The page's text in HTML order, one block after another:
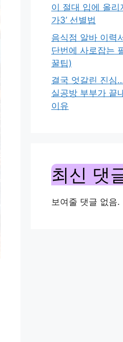
이 절대 입에 올리
가3’ 선별법
음식점 알바 이력
단번에 사로잡는
꿀팁)
결국 엇갈린 진심
실공방 부부가 끝
이유
최신 댓
보여줄 댓글 없음.